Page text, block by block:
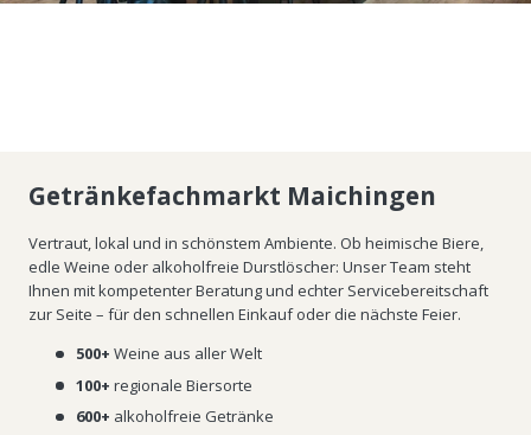
Getränkefachmarkt Maichingen
Vertraut, lokal und in schönstem Ambiente. Ob heimische Biere,
edle Weine oder alkoholfreie Durstlöscher: Unser Team steht
Ihnen mit kompetenter Beratung und echter Servicebereitschaft
zur Seite – für den schnellen Einkauf oder die nächste Feier.
500+ Weine aus aller Welt
100+ regionale Biersorte
600+ alkoholfreie Getränke